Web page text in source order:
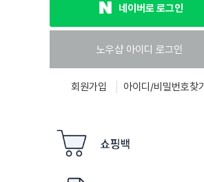
네이버로 로그인
회원가입 아이디/비밀번호찾기